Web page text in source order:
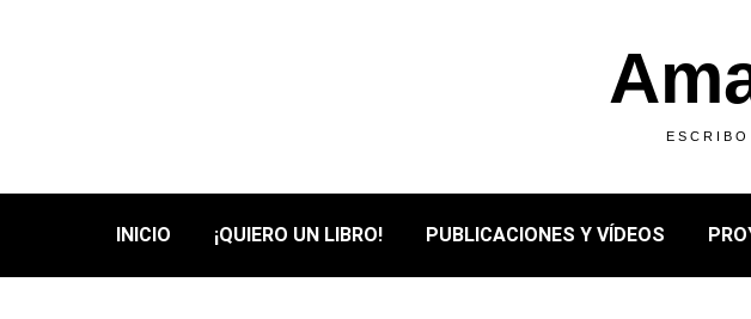
INICIO ¡QUIERO UN LIBRO! PUBLICACIONES Y VÍDEOS